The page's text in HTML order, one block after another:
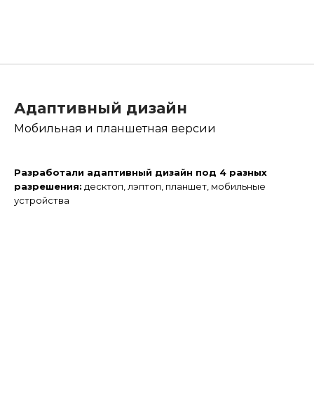
Адаптивный дизайн
Мобильная и планшетная версии
Разработали адаптивный дизайн под 4 разных
разрешения: десктоп, лэптоп, планшет, мобильные
устройства